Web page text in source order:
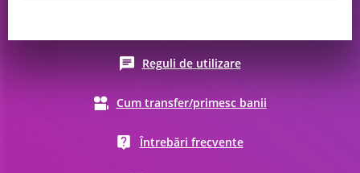
Reguli de utilizare
Cum transfer/primesc banii
Întrebări frecvente